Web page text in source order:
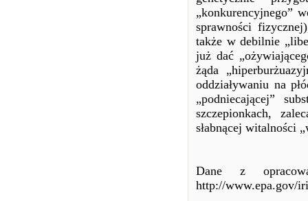
„konkurencyjnego”
sprawności
także w debilnie
już dać
żąda
oddziaływaniu na
„podniecającej”
szczepionkach,
słabnącej witalności
Dane z
http://www.epa.gov/